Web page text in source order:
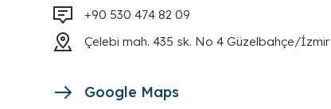
+90 530 474 82 09
Çelebi mah. 435 sk. No 4 Güzelbahçe/İzmir
Google Maps